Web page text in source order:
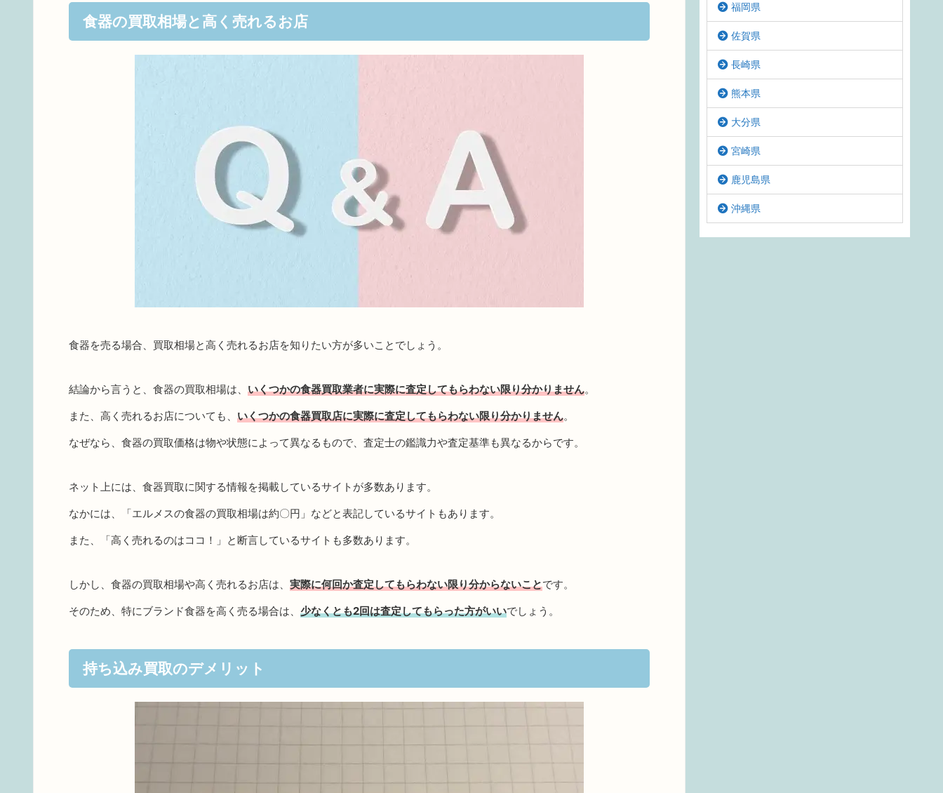
食器の買取相場と高く売れるお店
食器を売る場合、買取相場と高く売れるお店を知りたい方が多いことでしょう。
結論から言うと、食器の買取相場は、 いくつかの食器買取業者に実際に査定してもらわない限り分かりません。
また、高く売れるお店についても、 いくつかの食器買取店に実際に査定してもらわない限り分かりません。
なぜなら、食器の買取価格は物や状態によって異なるもので、査定士の鑑識力や査定基準も異なるからです。
ネット上には、食器買取に関する情報を掲載しているサイトが多数あります。
なかには、「エルメスの食器の買取相場は約〇円」などと表記しているサイトもあります。
また、「高く売れるのはココ！」と断言しているサイトも多数あります。
しかし、食器の買取相場や高く売れるお店は、 実際に何回か査定してもらわない限り分からないことです。
そのため、特にブランド食器を高く売る場合は、 少なくとも2回は査定してもらった方がいいでしょう。
持ち込み買取のデメリット
福岡県
佐賀県
長崎県
熊本県
大分県
宮崎県
鹿児島県
沖縄県